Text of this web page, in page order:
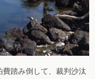
踏み倒して、裁判沙汰